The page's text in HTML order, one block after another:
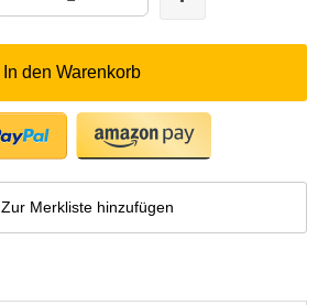
In den Warenkorb
Zur Merkliste hinzufügen